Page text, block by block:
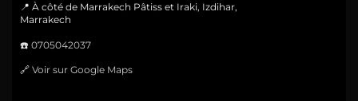
📍 À côté de Marrakech Pâtiss et Iraki, Izdihar,
Marrakech
☎️ 0705042037
🔗 Voir sur Google Maps